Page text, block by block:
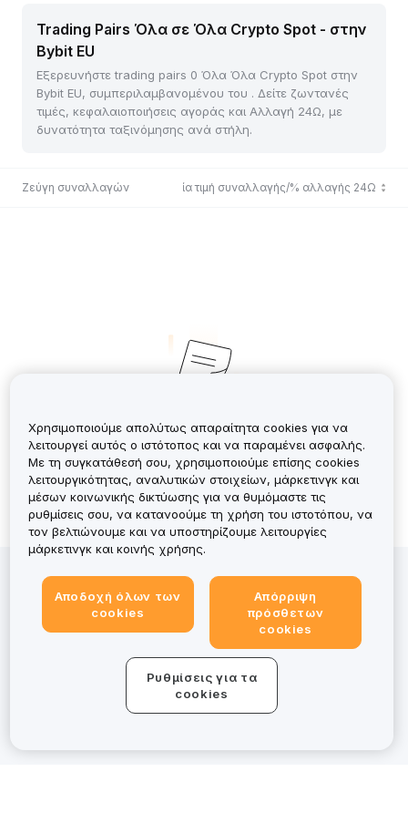
Trading Pairs Όλα σε Όλα Crypto Spot - στην
Bybit EU
Εξερευνήστε trading pairs 0 Όλα Όλα Crypto Spot στην
Bybit EU, συμπεριλαμβανομένου του . Δείτε ζωντανές
τιμές, κεφαλαιοποιήσεις αγοράς και Αλλαγή 24Ω, με
δυνατότητα ταξινόμησης ανά στήλη.
Ζεύγη συναλλαγών Τελευταία τιμή συναλλαγής/% αλλαγής 24Ω
No Records
κινδύνους, συμπεριλαμβανομένης της υψηλής
μεταβλητότητας και της πιθανής απώλειας όλου του
κεφαλαίου. Για μια λεπτομερή επισκόπηση, διάβασε τη
Γνωστοποίηση κινδύνου. Παρόλο που η Bybit EU
κατέχει άδεια MiCAR για συγκεκριμένες υπηρεσίες,
ορισμένες προσφορές στο bybit.eu/el-EU βρίσκονται
εκτός του πεδίου εφαρμογής της ρυθμιστικής
Χρησιμοποιούμε απολύτως απαραίτητα cookies για να
λειτουργεί αυτός ο ιστότοπος και να παραμένει ασφαλής.
Με τη συγκατάθεσή σου, χρησιμοποιούμε επίσης cookies
λειτουργικότητας, αναλυτικών στοιχείων, μάρκετινγκ και
μέσων κοινωνικής δικτύωσης για να θυμόμαστε τις
ρυθμίσεις σου, να κατανοούμε τη χρήση του ιστοτόπου, να
τον βελτιώνουμε και να υποστηρίζουμε λειτουργίες
μάρκετινγκ και κοινής χρήσης.
Αποδοχή όλων των
cookies
Απόρριψη
πρόσθετων
cookies
Ρυθμίσεις για τα
cookies